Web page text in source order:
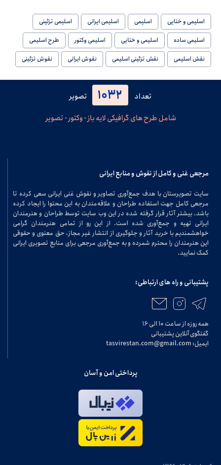
اسلیمی و ختایی اسلیمی اسلیمی ایرانی
اسلیمی تزئینی
اسلیمی ساده
اسلیمی و ختایی اسلیمی وکتور
طرح اسلیمی
نقش اسلیمی
نقش تزئینی اسلیمی نقوش ایرانی نقوش تزئینی
تعداد 1032
تصویر
شامل طرح های گرافیکی لایه باز - وکتور - تصویر
مرجعی غنی و کامل از نقوش و منابع ایرانی
سایت تصویرستان با هدف جمع‌آوری تصاویر و نقوش غنی ایرانی سعی کرده تا
مرجعی کامل جهت استفاده طراحان و علاقه‌مندان به این محتوا را ایجاد کرده
باشد. بیشتر آثار قرار گرفته شده در این وب سایت توسط طراحان و هنرمندان
ایرانی تهیه و جمع‌آوری شده است. از این رو از تمامی هنرمندان گرامی
خواهشمندیم با خرید آثار و جلوگیری از انتشار غیر مجاز، حق معنوی و حقوقی
این هنرمندان را محترم شمرده و به جمع‌آوری مرجعی برای منابع تصویری ایرانی
کمک نمایید.
پشتیبانی و راه های ارتباطی:
همه روزه از ساعت ۱۰ الی ۱۶
گفتگوی آنلاین پشتیبانی
ایمیل: tasvirestan.com@gmail.com
پرداختی امن و آسان